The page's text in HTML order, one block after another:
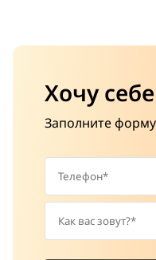
Хочу
Заполните